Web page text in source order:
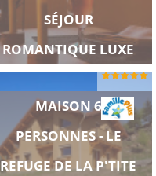
SÉJOUR
ROMANTIQUE LUXE
MAISON 6
PERSONNES - LE
REFUGE DE LA P'TITE